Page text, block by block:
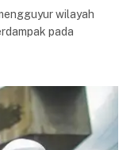
wilayah
pada